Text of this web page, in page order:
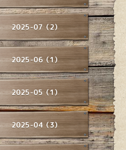
2025-07（2）
2025-06（1）
2025-05（1）
2025-04（3）